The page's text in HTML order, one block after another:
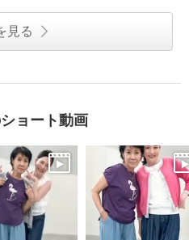
見る
ョート動画